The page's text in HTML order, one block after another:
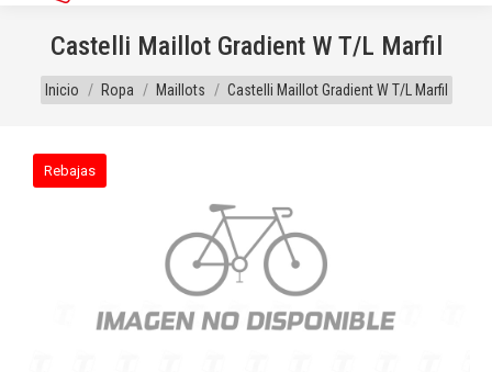
Castelli Maillot Gradient W T/L Marfil
Estás aquí:
Inicio Ropa Maillots Castelli Maillot Gradient W T/L Marfil
Rebajas